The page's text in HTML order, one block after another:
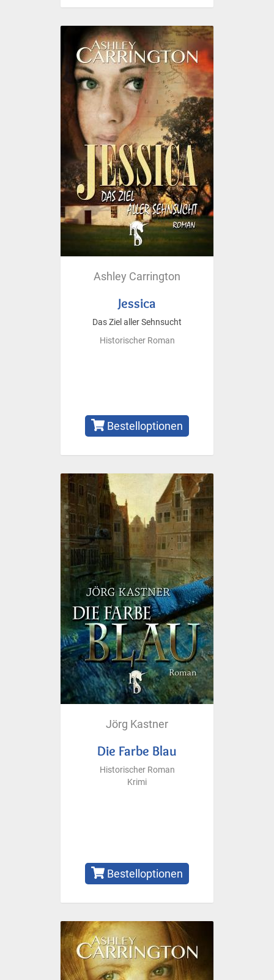
Ashley Carrington
Jessica
Das Ziel aller Sehnsucht
Historischer Roman
Bestelloptionen
Jörg Kastner
Die Farbe Blau
Historischer Roman
Krimi
Bestelloptionen